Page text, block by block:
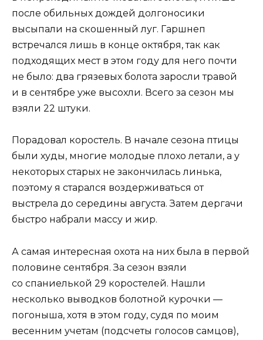
после обильных дождей долгоносики
высыпали на скошенный луг. Гаршнеп
встречался лишь в конце октября, так как
подходящих мест в этом году для него почти
не было: два грязевых болота заросли травой
и в сентябре уже высохли. Всего за сезон мы
взяли 22 штуки.
Порадовал коростель. В начале сезона птицы
были худы, многие молодые плохо летали, а у
некоторых старых не закончилась линька,
поэтому я старался воздерживаться от
выстрела до середины августа. Затем дергачи
быстро набрали массу и жир.
А самая интересная охота на них была в первой
половине сентября. За сезон взяли
со спаниелькой 29 коростелей. Нашли
несколько выводков болотной курочки —
погоныша, хотя в этом году, судя по моим
весенним учетам (подсчеты голосов самцов),